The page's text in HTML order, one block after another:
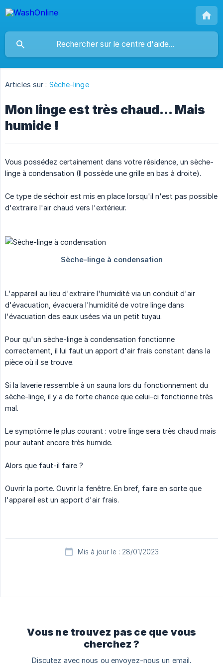
Articles sur : Sèche-linge
Mon linge est très chaud... Mais
humide !
Vous possédez certainement dans votre résidence, un sèche-
linge à condensation (Il possède une grille en bas à droite).
Ce type de séchoir est mis en place lorsqu'il n'est pas possible
d'extraire l'air chaud vers l'extérieur.
L'appareil au lieu d'extraire l'humidité via un conduit d'air
d'évacuation, évacuera l'humidité de votre linge dans
l'évacuation des eaux usées via un petit tuyau.
Pour qu'un sèche-linge à condensation fonctionne
correctement, il lui faut un apport d'air frais constant dans la
pièce où il se trouve.
Si la laverie ressemble à un sauna lors du fonctionnement du
sèche-linge, il y a de forte chance que celui-ci fonctionne très
mal.
Le symptôme le plus courant : votre linge sera très chaud mais
pour autant encore très humide.
Alors que faut-il faire ?
Ouvrir la porte. Ouvrir la fenêtre. En bref, faire en sorte que
l'appareil est un apport d'air frais.
Mis à jour le : 28/01/2023
Vous ne trouvez pas ce que vous
cherchez ?
Discutez avec nous ou envoyez-nous un email.